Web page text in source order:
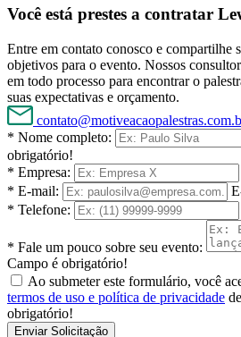
Você está prestes a contratar
Entre em contato conosco e compartilhe
objetivos para o evento. Nossos
em todo processo para encontrar o
suas expectativas e orçamento.
* Nome completo:
obrigatório!
* Empresa:
* E-mail:
* Telefone:
* Fale um pouco sobre seu evento:
Campo é obrigatório!
Ao submeter este formulário, você
termos de uso e política de privacidade
obrigatório!
Enviar Solicitação